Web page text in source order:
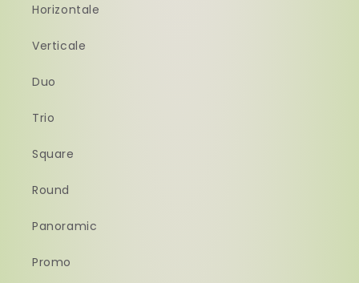
Horizontale
Verticale
Duo
Trio
Square
Round
Panoramic
Promo